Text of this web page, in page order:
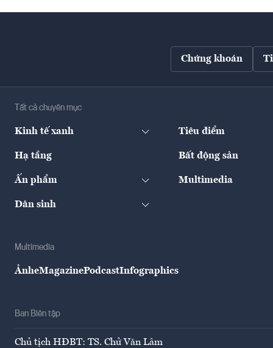
Chứng khoán
Tất cả chuyên mục
Kinh tế xanh Tiêu điểm
Hạ tầng Bất động sản
Ấn phẩm Multimedia
Dân sinh
Multimedia
ẢnheMagazinePodcastInfographics
Ban Biên tập
Chủ tịch HĐBT: TS. Chử Văn Lâm